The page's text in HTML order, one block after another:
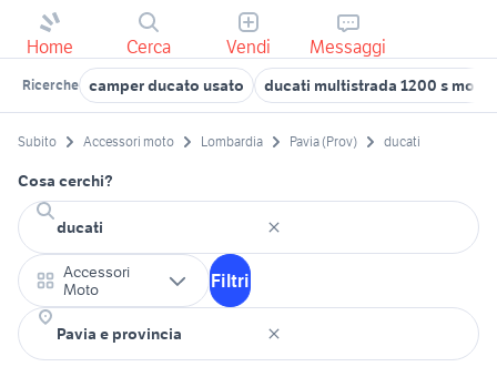
Home Cerca Vendi Messaggi
Ricerche camper ducato usato ducati multistrada 1200 s moto
Subito Accessori moto Lombardia Pavia (Prov) ducati
Cosa cerchi?
Accessori
Moto
Filtri